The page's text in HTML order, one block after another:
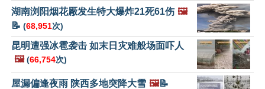
湖南浏阳烟花厰发生特大爆炸21死61伤 🖼️
📝 (68,951次)
昆明遭强冰雹袭击 如末日灾难般场面吓人
🖼️ (66,754次)
屋漏偏逢夜雨 陕西多地突降大雪 🖼️📝